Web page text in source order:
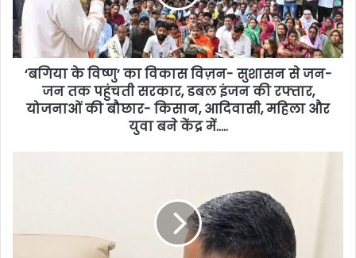
‘बगिया के विष्णु’ का विकास विज़न- सुशासन से जन-
जन तक पहुंचती सरकार, डबल इंजन की रफ्तार,
योजनाओं की बौछार- किसान, आदिवासी, महिला और
युवा बने केंद्र में…..